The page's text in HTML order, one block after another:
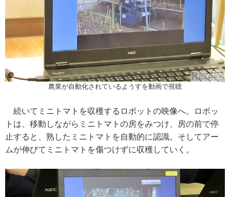
農業が自動化されているようすを動画で視聴
続いてミニトマトを収穫するロボットの映像へ。ロボッ
トは、移動しながらミニトマトの房をみつけ、房の前で停
止すると、熟したミニトマトを自動的に認識。そしてアー
ムが伸びてミニトマトを傷つけずに収穫していく。